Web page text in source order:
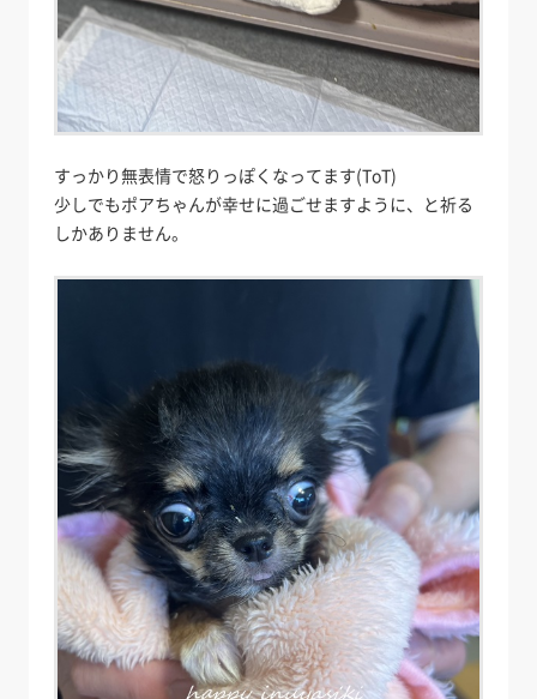
すっかり無表情で怒りっぽくなってます(ToT)
少しでもポアちゃんが幸せに過ごせますように、と祈る
しかありません。